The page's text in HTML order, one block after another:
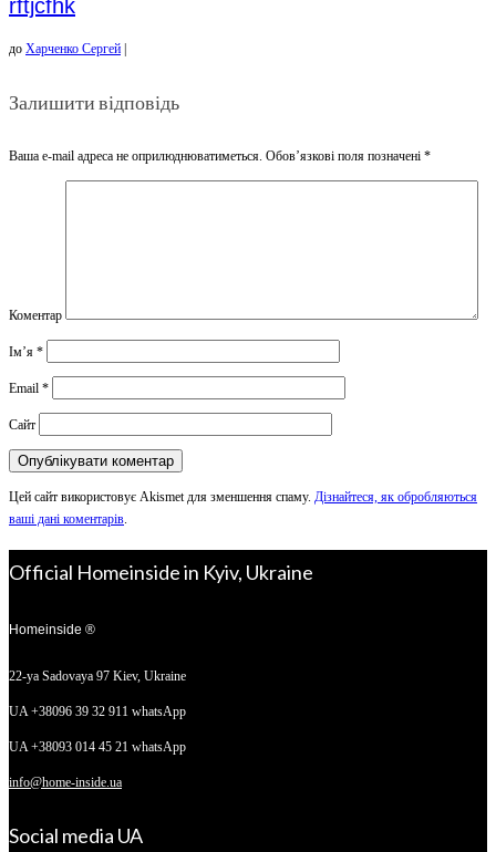
rftjcfhk
до Харченко Сергей
Залишити відповідь
Ваша e-mail адреса не оприлюднюватиметься. Обов’язкові поля позначені *
Коментар
Ім’я *
Email *
Сайт
Цей сайт використовує Akismet для зменшення спаму. Дізнайтеся, як обробляються
ваші дані коментарів.
Official Homeinside in Kyiv, Ukraine
Homeinside ®
22-ya Sadovaya 97 Kiev, Ukraine
UA +38096 39 32 911 whatsApp
UA +38093 014 45 21 whatsApp
info@home-inside.ua
Social media UA